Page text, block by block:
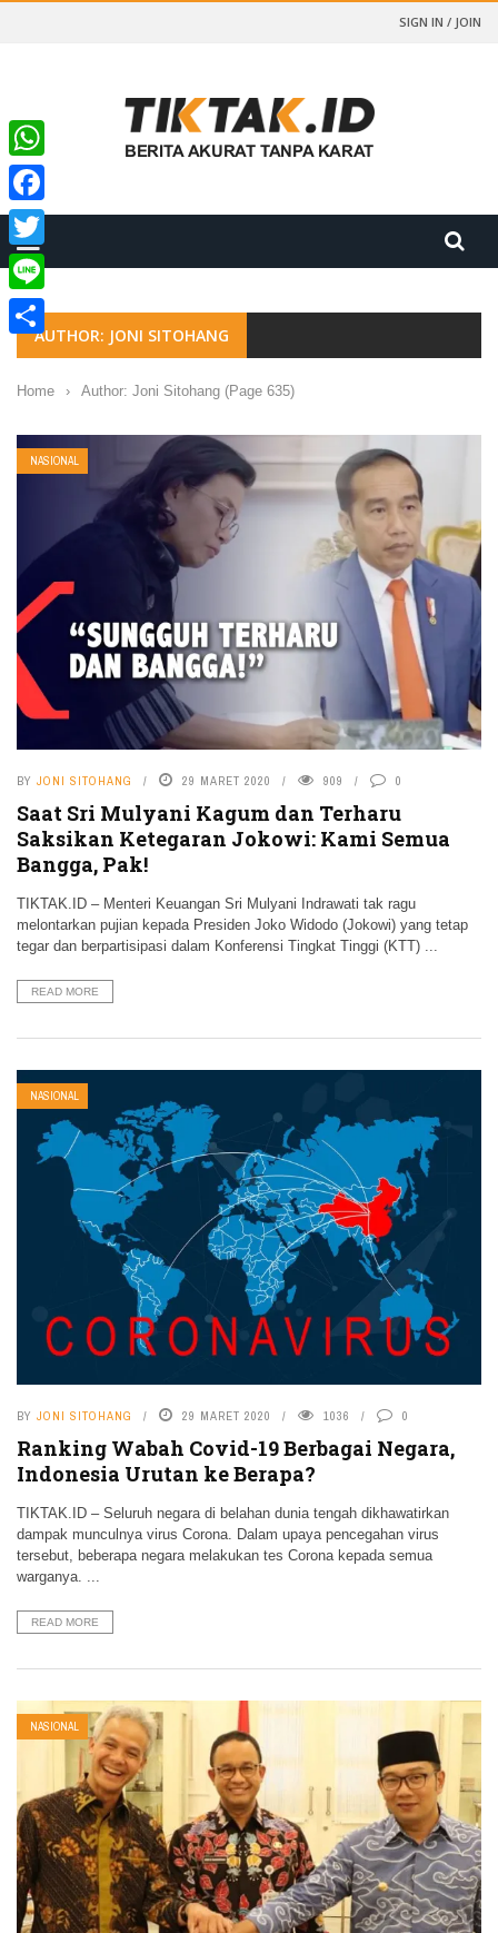
SIGN IN / JOIN
AUTHOR: JONI SITOHANG
Home › Author: Joni Sitohang (Page 635)
NASIONAL
BY JONI SITOHANG 29 MARET 2020 909 0
Saat Sri Mulyani Kagum dan Terharu
Saksikan Ketegaran Jokowi: Kami Semua
Bangga, Pak!
TIKTAK.ID – Menteri Keuangan Sri Mulyani Indrawati tak ragu
melontarkan pujian kepada Presiden Joko Widodo (Jokowi) yang tetap
tegar dan berpartisipasi dalam Konferensi Tingkat Tinggi (KTT) ...
READ MORE
NASIONAL
BY JONI SITOHANG 29 MARET 2020 1036 0
Ranking Wabah Covid-19 Berbagai Negara,
Indonesia Urutan ke Berapa?
TIKTAK.ID – Seluruh negara di belahan dunia tengah dikhawatirkan
dampak munculnya virus Corona. Dalam upaya pencegahan virus
tersebut, beberapa negara melakukan tes Corona kepada semua
warganya. ...
READ MORE
NASIONAL
WhatsApp
Facebook
Twitter
Line